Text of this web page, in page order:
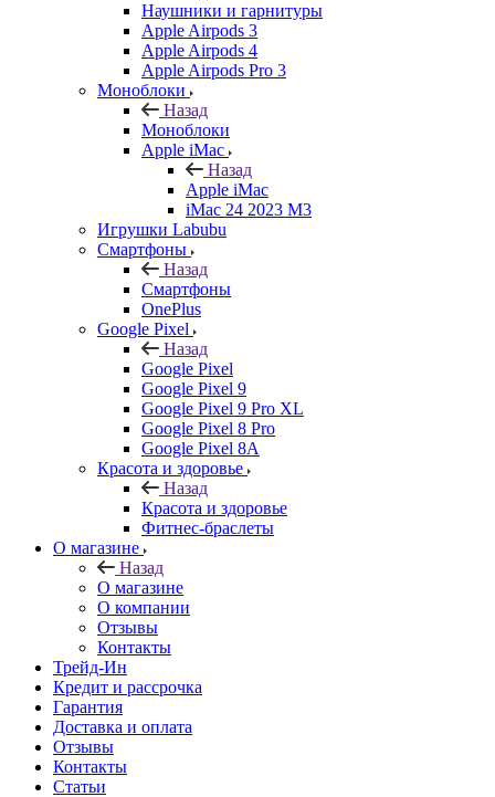
Наушники и гарнитуры
Apple Airpods 3
Apple Airpods 4
Apple Airpods Pro 3
Моноблоки
Назад
Моноблоки
Apple iMac
Назад
Apple iMac
iMac 24 2023 M3
Игрушки Labubu
Смартфоны
Назад
Смартфоны
OnePlus
Google Pixel
Назад
Google Pixel
Google Pixel 9
Google Pixel 9 Pro XL
Google Pixel 8 Pro
Google Pixel 8A
Красота и здоровье
Назад
Красота и здоровье
Фитнес-браслеты
О магазине
Назад
О магазине
О компании
Отзывы
Контакты
Трейд-Ин
Кредит и рассрочка
Гарантия
Доставка и оплата
Отзывы
Контакты
Статьи